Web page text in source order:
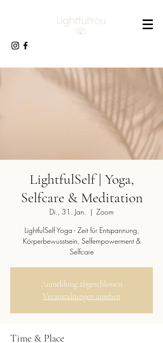
LightfulSelf | Yoga,
Selfcare & Meditation
Di., 31. Jan.
  |
Zoom
LightfulSelf Yoga - Zeit für Entspannung,
Körperbewusstsein, Selfempowerment &
Selfcare
Anmeldung abgeschlossen
Veranstaltungen ansehen
Time & Place